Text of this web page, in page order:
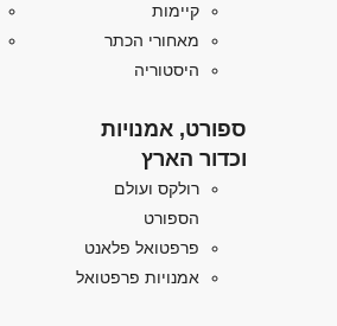
קיימות
מאחורי הכתר
היסטוריה
ספורט, אמנויות
וכדור הארץ
רולקס ועולם
הספורט
פרפטואל פלאנט
אמנויות פרפטואל